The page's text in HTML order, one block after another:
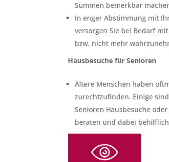
Summen bemerkbar
In enger Abstimmung mit
versorgen Sie bei Bedarf
bzw. nicht mehr
Hausbesuche für Senioren
Ältere Menschen haben
zurechtzufinden. Einige
Senioren Hausbesuche
beraten und dabei